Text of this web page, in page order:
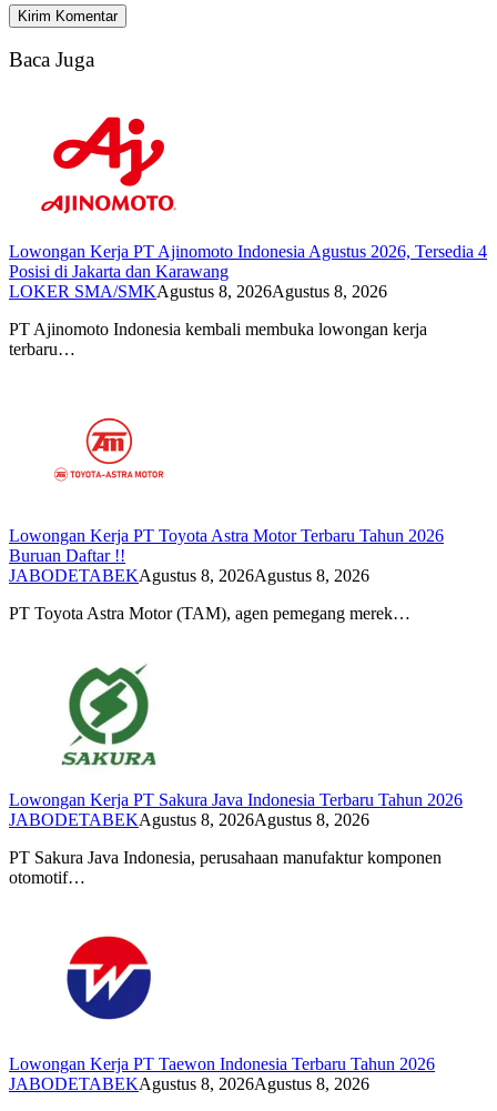
Baca Juga
Lowongan Kerja PT Ajinomoto Indonesia Agustus 2026, Tersedia 4
Posisi di Jakarta dan Karawang
LOKER SMA/SMKAgustus 8, 2026Agustus 8, 2026
PT Ajinomoto Indonesia kembali membuka lowongan kerja
terbaru…
Lowongan Kerja PT Toyota Astra Motor Terbaru Tahun 2026
Buruan Daftar !!
JABODETABEKAgustus 8, 2026Agustus 8, 2026
PT Toyota Astra Motor (TAM), agen pemegang merek…
Lowongan Kerja PT Sakura Java Indonesia Terbaru Tahun 2026
JABODETABEKAgustus 8, 2026Agustus 8, 2026
PT Sakura Java Indonesia, perusahaan manufaktur komponen
otomotif…
Lowongan Kerja PT Taewon Indonesia Terbaru Tahun 2026
JABODETABEKAgustus 8, 2026Agustus 8, 2026